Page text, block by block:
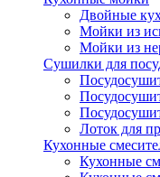
Двойные
Мойки из
Мойки из
Сушилки для
Лоток для
Кухонные
Кухонные